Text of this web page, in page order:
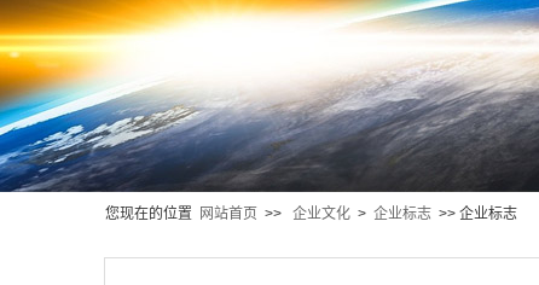
您现在的位置 网站首页 >> 企业文化 > 企业标志 >> 企业标志